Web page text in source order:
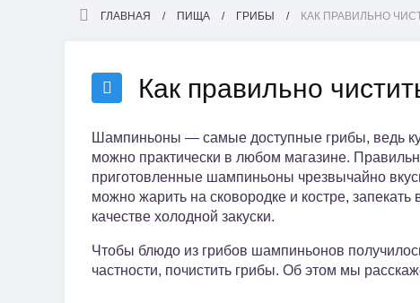
ГЛАВНАЯ ПИЩА ГРИБЫ КАК ПРАВИЛЬНО
Как правильно
Шампиньоны — самые доступные грибы, ведь
можно практически в любом магазине.
приготовленные шампиньоны чрезвычайно
можно жарить на сковородке и костре,
качестве холодной закуски.
Чтобы блюдо из грибов шампиньонов
частности, почистить грибы. Об этом мы